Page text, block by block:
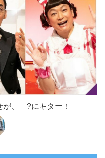
が、 ?にキター！